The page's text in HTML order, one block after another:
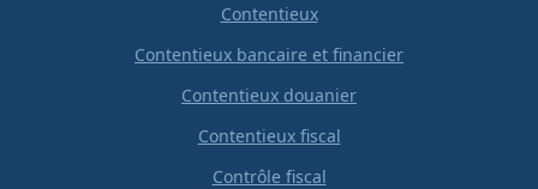
Contentieux
Contentieux bancaire et financier
Contentieux douanier
Contentieux fiscal
Contrôle fiscal